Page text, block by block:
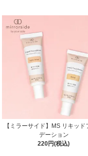
【ミラーサイド】MS リキッド
デーション
220円(税込)